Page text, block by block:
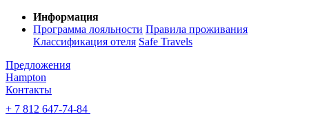
Информация
Программа лояльности Правила проживания
Классификация отеля Safe Travels
Предложения
Hampton
Контакты
+ 7 812 647-74-84